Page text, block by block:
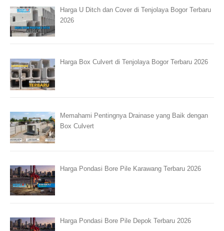
Harga U Ditch dan Cover di Tenjolaya Bogor Terbaru
2026
Harga Box Culvert di Tenjolaya Bogor Terbaru 2026
Memahami Pentingnya Drainase yang Baik dengan
Box Culvert
Harga Pondasi Bore Pile Karawang Terbaru 2026
Harga Pondasi Bore Pile Depok Terbaru 2026